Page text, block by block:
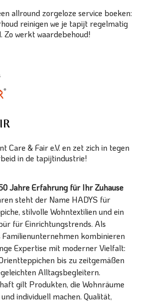
allround zorgeloze service boeken:
reinigen we je tapijt regelmatig
Zo werkt waardebehoud!
Care & Fair e.V. en zet zich in tegen
in de tapijtindustrie!
Jahre Erfahrung für Ihr Zuhause
steht der Name HADYS für
stilvolle Wohntextilien und ein
für Einrichtungstrends. Als
Familienunternehmen kombinieren
Expertise mit moderner Vielfalt:
bis zu zeitgemäßen
Alltagsbegleitern.
gilt Produkten, die Wohnräume
individuell machen. Qualität,